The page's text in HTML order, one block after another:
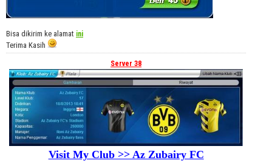
Bisa dikirim ke alamat ini
Terima Kasih
Server 38
Visit My Club >> Az Zubairy FC